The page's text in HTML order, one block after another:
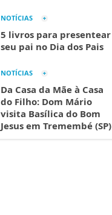
NOTÍCIAS
5 livros para presentear
seu pai no Dia dos Pais
NOTÍCIAS
Da Casa da Mãe à Casa
do Filho: Dom Mário
visita Basílica do Bom
Jesus em Tremembé (SP)